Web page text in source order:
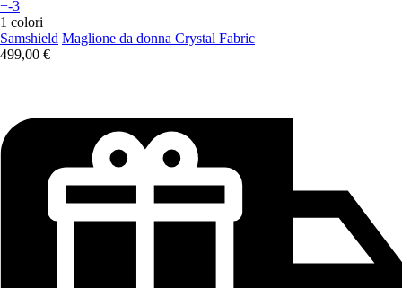
+-3
1 colori
Samshield Maglione da donna Crystal Fabric
499,00 €